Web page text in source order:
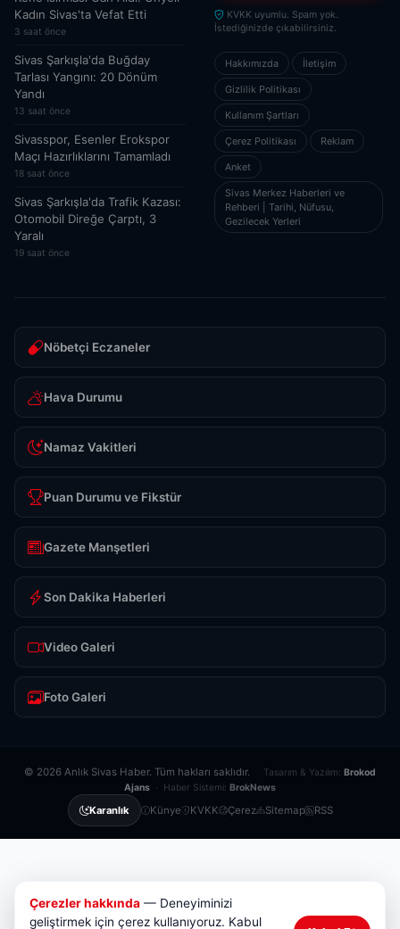
Kadın Sivas'ta Vefat Etti
3 saat önce
Sivas Şarkışla'da Buğday
Tarlası Yangını: 20 Dönüm
Yandı
13 saat önce
Sivasspor, Esenler Erokspor
Maçı Hazırlıklarını Tamamladı
18 saat önce
Sivas Şarkışla'da Trafik Kazası:
Otomobil Direğe Çarptı, 3
Yaralı
19 saat önce
KVKK uyumlu. Spam yok.
İstediğinizde çıkabilirsiniz.
Hakkımızda İletişim
Gizlilik Politikası
Kullanım Şartları
Çerez Politikası Reklam
Anket
Sivas Merkez Haberleri ve
Rehberi | Tarihi, Nüfusu,
Gezilecek Yerleri
Nöbetçi Eczaneler
Hava Durumu
Namaz Vakitleri
Puan Durumu ve Fikstür
Gazete Manşetleri
Son Dakika Haberleri
Video Galeri
Foto Galeri
© 2026 Anlık Sivas Haber. Tüm hakları saklıdır. Tasarım & Yazılım: Brokod
Ajans · Haber Sistemi: BrokNews
Karanlık Künye KVKK Çerez Sitemap RSS
Çerezler hakkında — Deneyiminizi
geliştirmek için çerez kullanıyoruz. Kabul